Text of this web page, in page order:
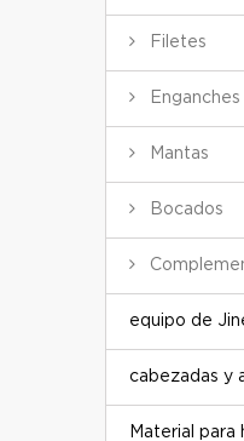
Filetes
Enganches
Mantas
Bocados
equipo de
cabezadas y
Material para